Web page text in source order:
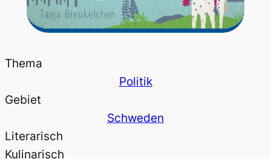
Thema
Politik
Gebiet
Schweden
Literarisch
Kulinarisch